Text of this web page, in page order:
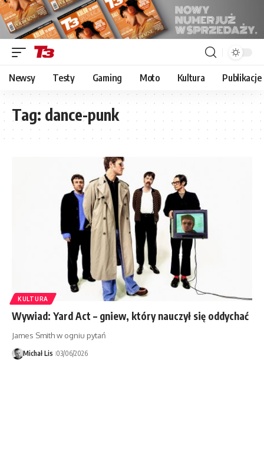
Newsy Testy Gaming Moto Kultura Publikacje
Tag: dance-punk
KULTURA
Wywiad: Yard Act – gniew, który nauczył się oddychać
James Smith w ogniu pytań
Michał Lis 03/06/2026